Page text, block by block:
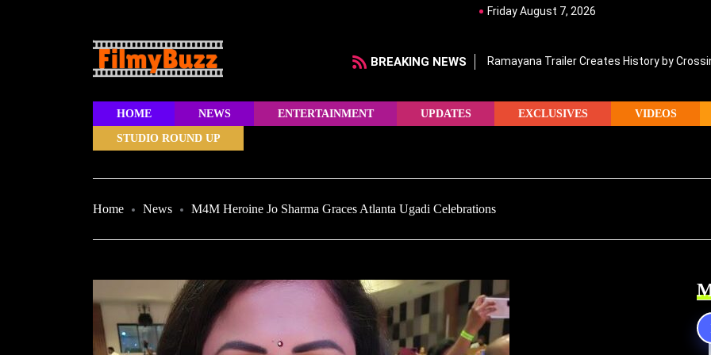
Friday August 7, 2026
BREAKING NEWS Ramayana Trailer Creates History by
HOME NEWS ENTERTAINMENT UPDATES EXCLUSIVES VIDEOS
STUDIO ROUND UP
Home News M4M Heroine Jo Sharma Graces Atlanta Ugadi Celebrations